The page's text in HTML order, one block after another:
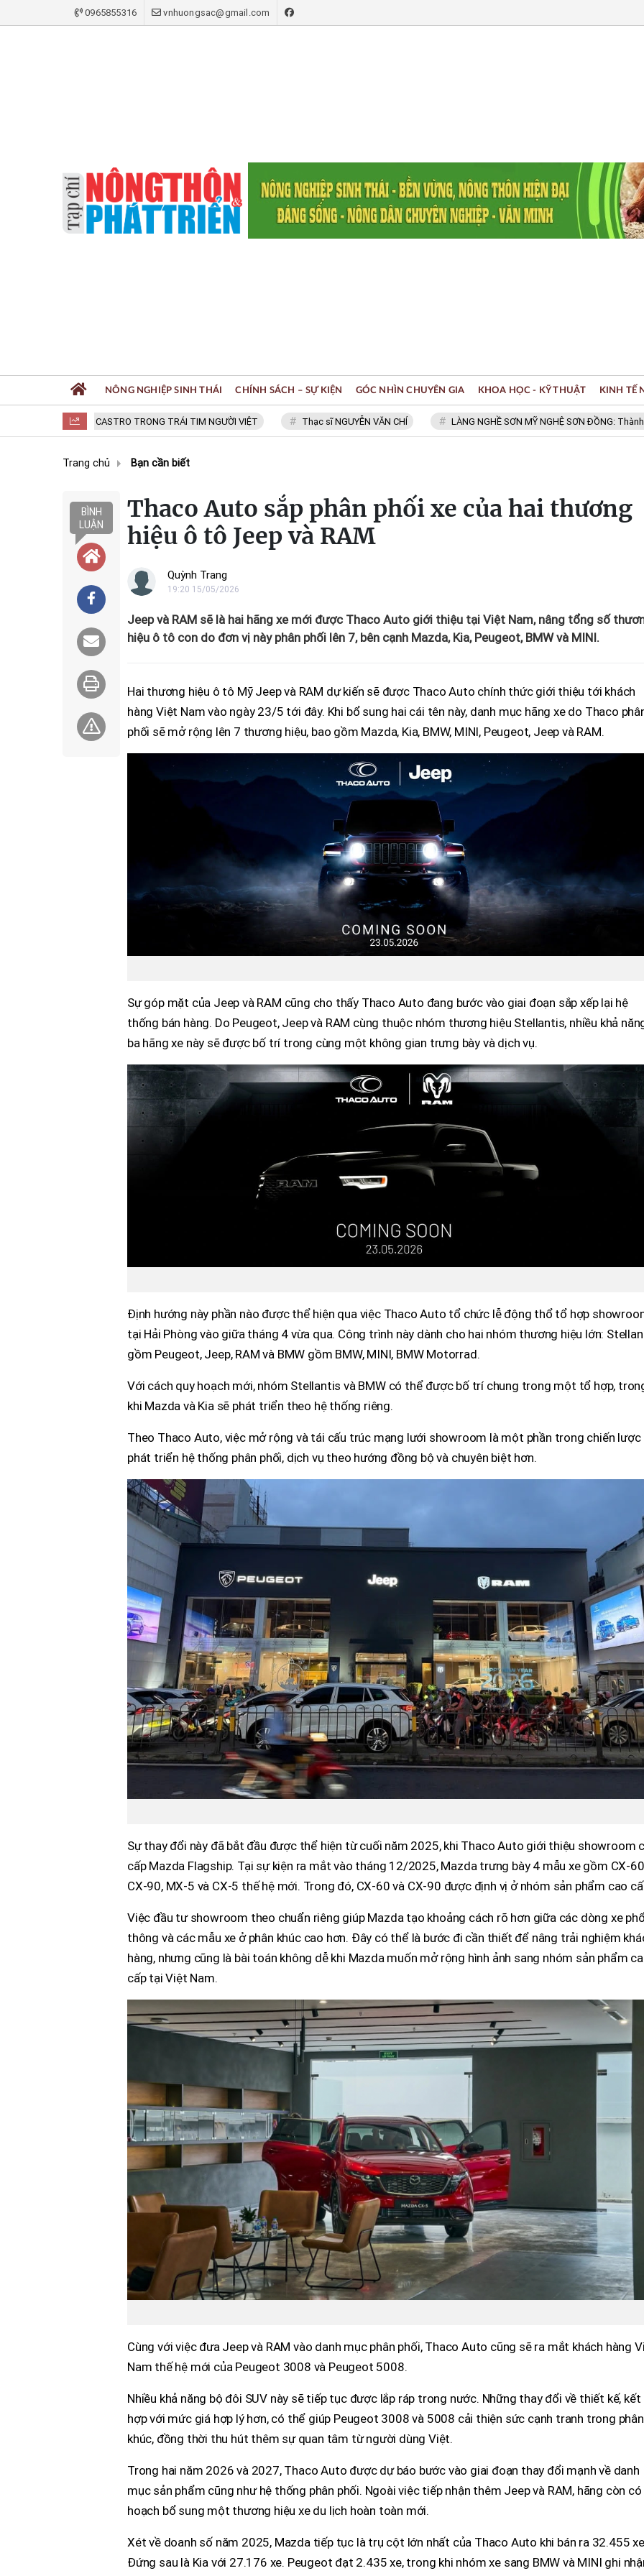
0965855316 vnhuongsac@gmail.com
FIDEL CASTRO TRONG TRÁI TIM NGƯỜI VIỆT Thạc sĩ NGUYỄN VĂN CHÍ LÀNG NGHỀ SƠN MỸ NGHỆ SƠN ĐỒNG: Thành
NÔNG NGHIỆP SINH THÁI CHÍNH SÁCH – SỰ KIỆN GÓC NHÌN CHUYÊN GIA KHOA HỌC - KỸ THUẬT KINH TẾ
Trang chủ Bạn cần biết
BÌNH
LUẬN
Thaco Auto sắp phân phối xe của hai thương
hiệu ô tô Jeep và RAM
Quỳnh Trang
19:20 15/05/2026
Jeep và RAM sẽ là hai hãng xe mới được Thaco Auto giới thiệu tại Việt Nam, nâng tổng số
hiệu ô tô con do đơn vị này phân phối lên 7, bên cạnh Mazda, Kia, Peugeot, BMW và MINI.
Hai thương hiệu ô tô Mỹ Jeep và RAM dự kiến sẽ được Thaco Auto chính thức giới thiệu tới khách
hàng Việt Nam vào ngày 23/5 tới đây. Khi bổ sung hai cái tên này, danh mục hãng xe do Thaco
phối sẽ mở rộng lên 7 thương hiệu, bao gồm Mazda, Kia, BMW, MINI, Peugeot, Jeep và RAM.
Sự góp mặt của Jeep và RAM cũng cho thấy Thaco Auto đang bước vào giai đoạn sắp xếp lại hệ
thống bán hàng. Do Peugeot, Jeep và RAM cùng thuộc nhóm thương hiệu Stellantis, nhiều khả
ba hãng xe này sẽ được bố trí trong cùng một không gian trưng bày và dịch vụ.
Định hướng này phần nào được thể hiện qua việc Thaco Auto tổ chức lễ động thổ tổ hợp
tại Hải Phòng vào giữa tháng 4 vừa qua. Công trình này dành cho hai nhóm thương hiệu lớn:
gồm Peugeot, Jeep, RAM và BMW gồm BMW, MINI, BMW Motorrad.
Với cách quy hoạch mới, nhóm Stellantis và BMW có thể được bố trí chung trong một tổ hợp,
khi Mazda và Kia sẽ phát triển theo hệ thống riêng.
Theo Thaco Auto, việc mở rộng và tái cấu trúc mạng lưới showroom là một phần trong chiến lược
phát triển hệ thống phân phối, dịch vụ theo hướng đồng bộ và chuyên biệt hơn.
Sự thay đổi này đã bắt đầu được thể hiện từ cuối năm 2025, khi Thaco Auto giới thiệu showroom
cấp Mazda Flagship. Tại sự kiện ra mắt vào tháng 12/2025, Mazda trưng bày 4 mẫu xe gồm CX-
CX-90, MX-5 và CX-5 thế hệ mới. Trong đó, CX-60 và CX-90 được định vị ở nhóm sản phẩm cao
Việc đầu tư showroom theo chuẩn riêng giúp Mazda tạo khoảng cách rõ hơn giữa các dòng xe
thông và các mẫu xe ở phân khúc cao hơn. Đây có thể là bước đi cần thiết để nâng trải nghiệm
hàng, nhưng cũng là bài toán không dễ khi Mazda muốn mở rộng hình ảnh sang nhóm sản phẩm
cấp tại Việt Nam.
Cùng với việc đưa Jeep và RAM vào danh mục phân phối, Thaco Auto cũng sẽ ra mắt khách hàng
Nam thế hệ mới của Peugeot 3008 và Peugeot 5008.
Nhiều khả năng bộ đôi SUV này sẽ tiếp tục được lắp ráp trong nước. Những thay đổi về thiết kế, kết
hợp với mức giá hợp lý hơn, có thể giúp Peugeot 3008 và 5008 cải thiện sức cạnh tranh trong phân
khúc, đồng thời thu hút thêm sự quan tâm từ người dùng Việt.
Trong hai năm 2026 và 2027, Thaco Auto được dự báo bước vào giai đoạn thay đổi mạnh về danh
mục sản phẩm cũng như hệ thống phân phối. Ngoài việc tiếp nhận thêm Jeep và RAM, hãng còn có
hoạch bổ sung một thương hiệu xe du lịch hoàn toàn mới.
Xét về doanh số năm 2025, Mazda tiếp tục là trụ cột lớn nhất của Thaco Auto khi bán ra 32.455
Đứng sau là Kia với 27.176 xe. Peugeot đạt 2.435 xe, trong khi nhóm xe sang BMW và MINI ghi